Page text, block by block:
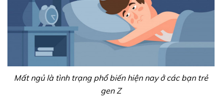
Mất ngủ là tình trạng phổ biến hiện nay ở các bạn trẻ
gen Z